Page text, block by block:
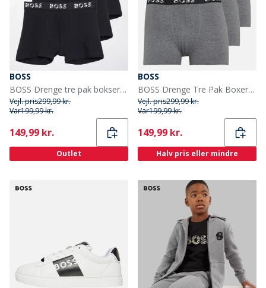
BOSS
BOSS Drenge tre pak bokser sort
Vejl. pris299,99 kr.
Var199,99 kr.
Current
149,99 kr.
Outlet
BOSS
BOSS Drenge Tre Pak Boxer Shorts Grå Melange
Vejl. pris299,99 kr.
Var199,99 kr.
Current
149,99 kr.
Halv pris eller mindre